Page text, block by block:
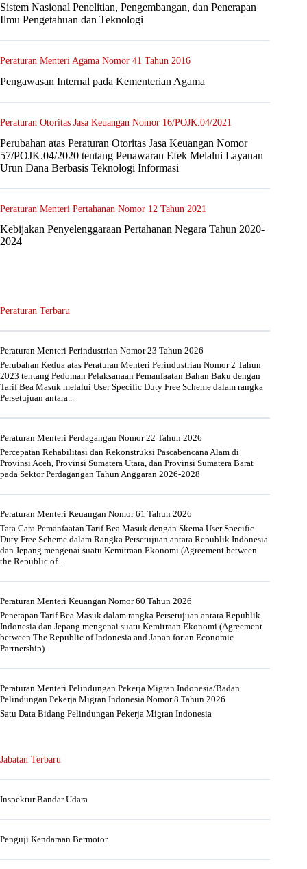
Sistem Nasional Penelitian, Pengembangan, dan Penerapan
Ilmu Pengetahuan dan Teknologi
Peraturan Menteri Agama Nomor 41 Tahun 2016
Pengawasan Internal pada Kementerian Agama
Peraturan Otoritas Jasa Keuangan Nomor 16/POJK.04/2021
Perubahan atas Peraturan Otoritas Jasa Keuangan Nomor
57/POJK.04/2020 tentang Penawaran Efek Melalui Layanan
Urun Dana Berbasis Teknologi Informasi
Peraturan Menteri Pertahanan Nomor 12 Tahun 2021
Kebijakan Penyelenggaraan Pertahanan Negara Tahun 2020-
2024
Peraturan Terbaru
Peraturan Menteri Perindustrian Nomor 23 Tahun 2026
Perubahan Kedua atas Peraturan Menteri Perindustrian Nomor 2 Tahun
2023 tentang Pedoman Pelaksanaan Pemanfaatan Bahan Baku dengan
Tarif Bea Masuk melalui User Specific Duty Free Scheme dalam rangka
Persetujuan antara...
Peraturan Menteri Perdagangan Nomor 22 Tahun 2026
Percepatan Rehabilitasi dan Rekonstruksi Pascabencana Alam di
Provinsi Aceh, Provinsi Sumatera Utara, dan Provinsi Sumatera Barat
pada Sektor Perdagangan Tahun Anggaran 2026-2028
Peraturan Menteri Keuangan Nomor 61 Tahun 2026
Tata Cara Pemanfaatan Tarif Bea Masuk dengan Skema User Specific
Duty Free Scheme dalam Rangka Persetujuan antara Republik Indonesia
dan Jepang mengenai suatu Kemitraan Ekonomi (Agreement between
the Republic of...
Peraturan Menteri Keuangan Nomor 60 Tahun 2026
Penetapan Tarif Bea Masuk dalam rangka Persetujuan antara Republik
Indonesia dan Jepang mengenai suatu Kemitraan Ekonomi (Agreement
between The Republic of Indonesia and Japan for an Economic
Partnership)
Peraturan Menteri Pelindungan Pekerja Migran Indonesia/Badan
Pelindungan Pekerja Migran Indonesia Nomor 8 Tahun 2026
Satu Data Bidang Pelindungan Pekerja Migran Indonesia
Jabatan Terbaru
Inspektur Bandar Udara
Penguji Kendaraan Bermotor